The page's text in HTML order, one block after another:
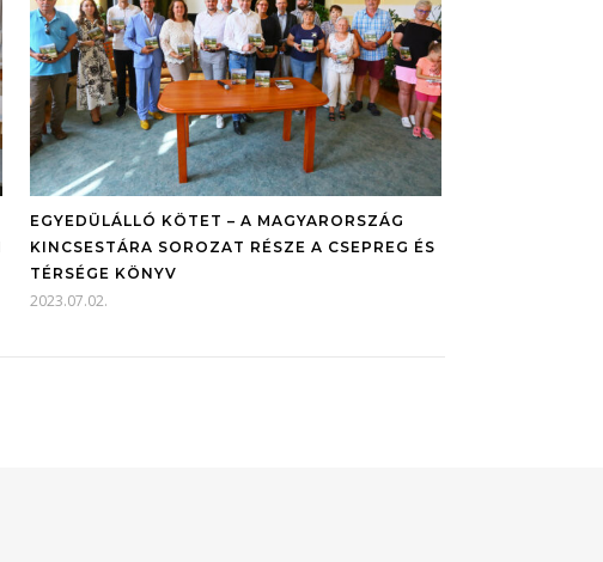
EGYEDÜLÁLLÓ KÖTET – A MAGYARORSZÁG
KINCSESTÁRA SOROZAT RÉSZE A CSEPREG ÉS
TÉRSÉGE KÖNYV
2023.07.02.